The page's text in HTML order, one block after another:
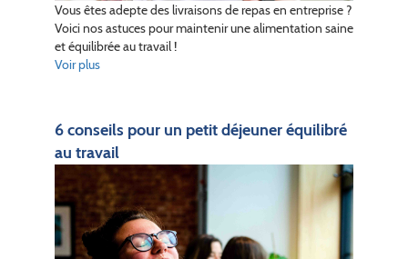
Vous êtes adepte des livraisons de repas en entreprise ?
Voici nos astuces pour maintenir une alimentation saine
et équilibrée au travail !
Voir plus
6 conseils pour un petit déjeuner équilibré
au travail